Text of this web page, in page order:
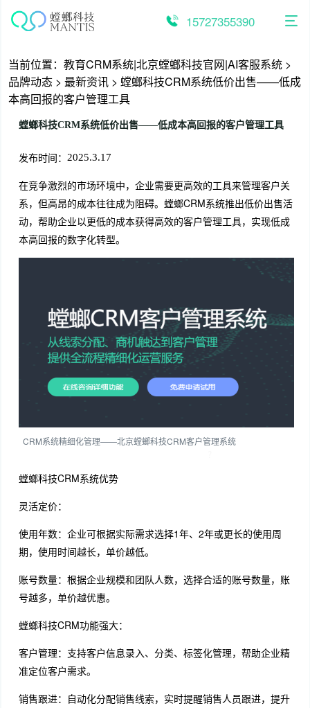
15727355390
当前位置： 教育CRM系统|北京螳螂科技官网|AI客服系统 >
品牌动态 > 最新资讯 > 螳螂科技CRM系统低价出售——低成
本高回报的客户管理工具
螳螂科技CRM系统低价出售——低成本高回报的客户管理工具
发布时间： 2025.3.17
在竞争激烈的市场环境中，企业需要更高效的工具来管理客户关
系，但高昂的成本往往成为阻碍。螳螂CRM系统推出低价出售活
动，帮助企业以更低的成本获得高效的客户管理工具，实现低成
本高回报的数字化转型。
CRM系统精细化管理——北京螳螂科技CRM客户管理系统
螳螂科技CRM系统优势
灵活定价：
使用年数：企业可根据实际需求选择1年、2年或更长的使用周
期，使用时间越长，单价越低。
账号数量：根据企业规模和团队人数，选择合适的账号数量，账
号越多，单价越优惠。
螳螂科技CRM功能强大：
客户管理：支持客户信息录入、分类、标签化管理，帮助企业精
准定位客户需求。
销售跟进：自动化分配销售线索，实时提醒销售人员跟进，提升